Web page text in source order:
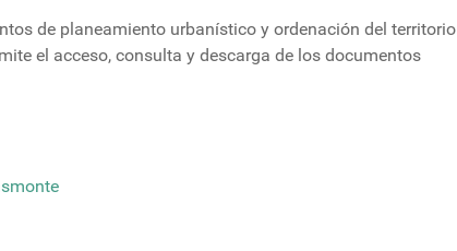
de planeamiento urbanístico y ordenación del territorio
el acceso, consulta y descarga de los documentos